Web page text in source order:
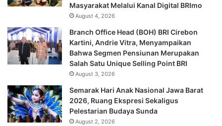
Masyarakat Melalui Kanal Digital BRImo
August 4, 2026
Branch Office Head (BOH) BRI Cirebon
Kartini, Andrie Vitra, Menyampaikan
Bahwa Segmen Pensiunan Merupakan
Salah Satu Unique Selling Point BRI
August 3, 2026
Semarak Hari Anak Nasional Jawa Barat
2026, Ruang Ekspresi Sekaligus
Pelestarian Budaya Sunda
August 2, 2026